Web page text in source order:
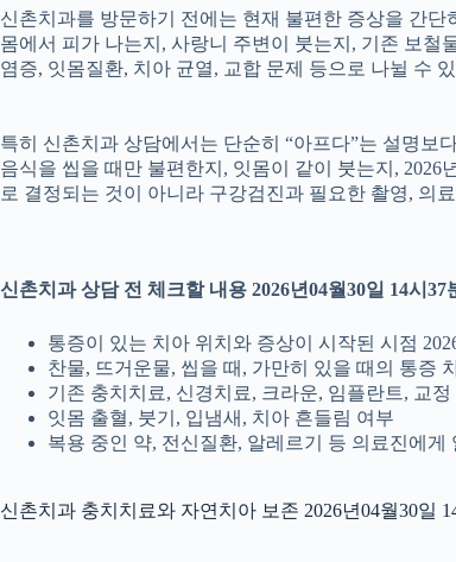
신촌치과를 방문하기 전에는 현재 불편한 증상을 간
몸에서 피가 나는지, 사랑니 주변이 붓는지, 기존 보철
염증, 잇몸질환, 치아 균열, 교합 문제 등으로 나뉠 수
특히 신촌치과 상담에서는 단순히 “아프다”는 설명보
음식을 씹을 때만 불편한지, 잇몸이 같이 붓는지,
로 결정되는 것이 아니라 구강검진과 필요한 촬영, 의
신촌치과 상담 전 체크할 내용 2026년04월30일 14시37
통증이 있는 치아 위치와 증상이 시작된 시점
찬물, 뜨거운물, 씹을 때, 가만히 있을 때의 통증
기존 충치치료, 신경치료, 크라운, 임플란트, 교정
잇몸 출혈, 붓기, 입냄새, 치아 흔들림 여부
복용 중인 약, 전신질환, 알레르기 등 의료진에게
신촌치과 충치치료와 자연치아 보존 2026년04월30일